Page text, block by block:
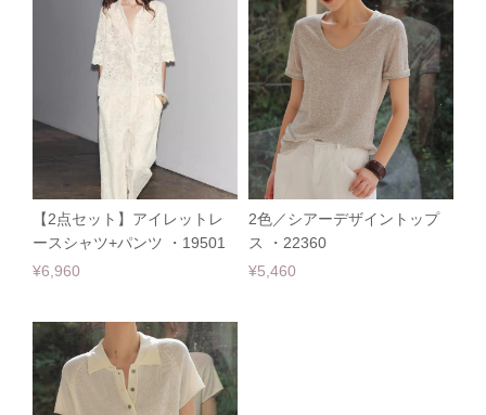
【2点セット】アイレットレ
ースシャツ+パンツ ・19501
¥6,960
2色／シアーデザイントップ
ス ・22360
¥5,460